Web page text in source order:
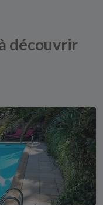
découvrir